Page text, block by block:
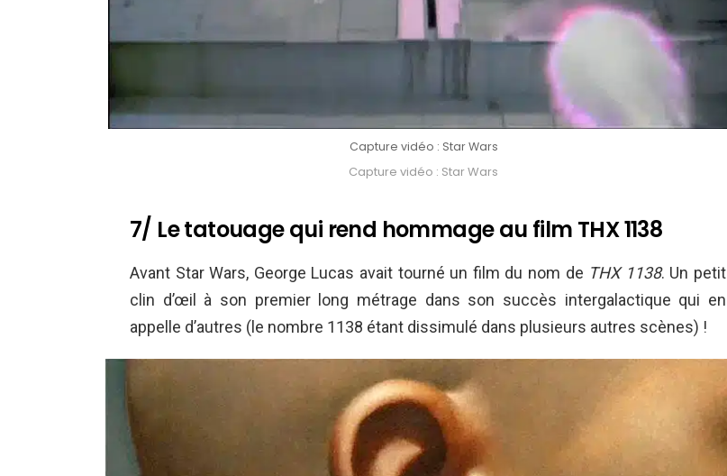
Capture vidéo : Star Wars
Capture vidéo : Star Wars
7/ Le tatouage qui rend hommage au film THX 1138
Avant Star Wars, George Lucas avait tourné un film du nom de THX 1138. Un petit
clin d’œil à son premier long métrage dans son succès intergalactique qui en
appelle d’autres (le nombre 1138 étant dissimulé dans plusieurs autres scènes) !